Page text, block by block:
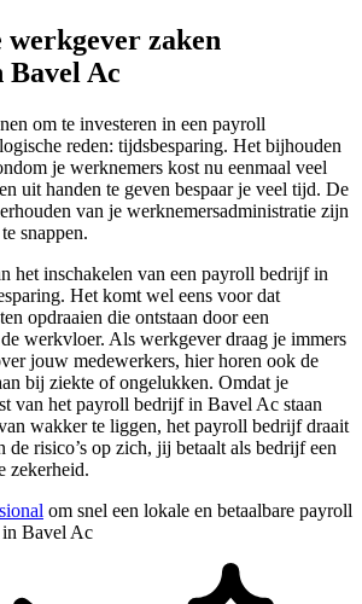
werkgever zaken
Bavel Ac
om te investeren in een payroll
reden: tijdsbesparing. Het bijhouden
je werknemers kost nu eenmaal veel
uit handen te geven bespaar je veel tijd. De
van je werknemersadministratie zijn
snappen.
het inschakelen van een payroll bedrijf in
Het komt wel eens voor dat
opdraaien die ontstaan door een
werkvloer. Als werkgever draag je immers
jouw medewerkers, hier horen ook de
bij ziekte of ongelukken. Omdat je
van het payroll bedrijf in Bavel Ac staan
wakker te liggen, het payroll bedrijf draait
risico’s op zich, jij betaalt als bedrijf een
zekerheid.
om snel een lokale en betaalbare payroll
in Bavel Ac